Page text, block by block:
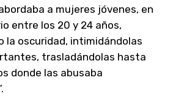
a mujeres jóvenes, en
entre los 20 y 24 años,
la oscuridad, intimidándolas
trasladándolas hasta
donde las abusaba